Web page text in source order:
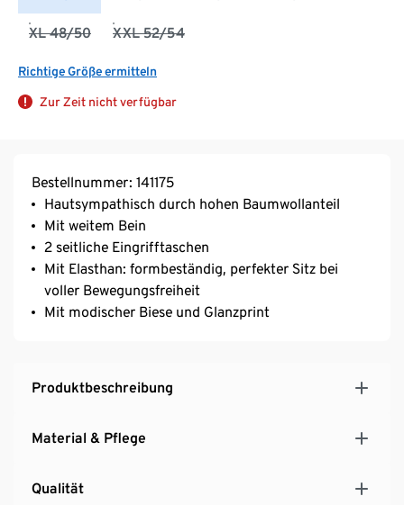
XL 48/50 XXL 52/54
Richtige Größe ermitteln
Zur Zeit nicht verfügbar
Bestellnummer: 141175
Hautsympathisch durch hohen Baumwollanteil
Mit weitem Bein
2 seitliche Eingrifftaschen
Mit Elasthan: formbeständig, perfekter Sitz bei
voller Bewegungsfreiheit
Mit modischer Biese und Glanzprint
Produktbeschreibung
Material & Pflege
Qualität